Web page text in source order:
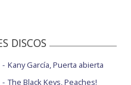
DISCOS
Kany García, Puerta abierta
The Black Keys, Peaches!